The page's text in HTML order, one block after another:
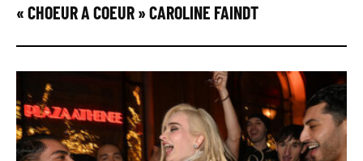
« CHOEUR A COEUR » CAROLINE FAINDT